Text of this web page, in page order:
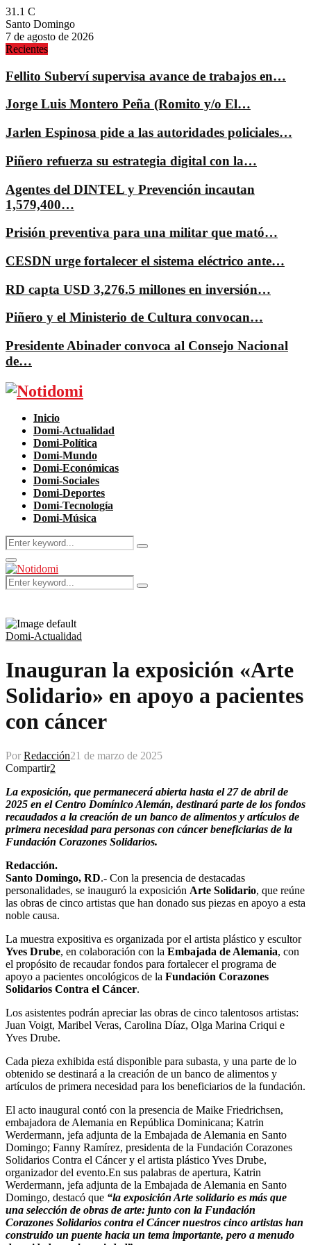
31.1 C
Santo Domingo
7 de agosto de 2026
Recientes
Fellito Suberví supervisa avance de trabajos en…
Jorge Luis Montero Peña (Romito y/o El…
Jarlen Espinosa pide a las autoridades policiales…
Piñero refuerza su estrategia digital con la…
Agentes del DINTEL y Prevención incautan
1,579,400…
Prisión preventiva para una militar que mató…
CESDN urge fortalecer el sistema eléctrico ante…
RD capta USD 3,276.5 millones en inversión…
Piñero y el Ministerio de Cultura convocan…
Presidente Abinader convoca al Consejo Nacional
de…
Facebook
Twitter
Instagram
Pinterest
Youtube
Inicio
Domi-Actualidad
Domi-Política
Domi-Mundo
Domi-Económicas
Domi-Sociales
Domi-Deportes
Domi-Tecnología
Domi-Música
Search
for:
Search
Primary
Menu
Search
for:
Search
Domi-Actualidad
Inauguran la exposición «Arte
Solidario» en apoyo a pacientes
con cáncer
Por Redacción21 de marzo de 2025
Compartir2
La exposición, que permanecerá abierta hasta el 27 de abril de
2025 en el Centro Domínico Alemán, destinará parte de los fondos
recaudados a la creación de un banco de alimentos y artículos de
primera necesidad para personas con cáncer beneficiarias de la
Fundación Corazones Solidarios.
Redacción.
Santo Domingo, RD.- Con la presencia de destacadas
personalidades, se inauguró la exposición Arte Solidario, que reúne
las obras de cinco artistas que han donado sus piezas en apoyo a esta
noble causa.
La muestra expositiva es organizada por el artista plástico y escultor
Yves Drube, en colaboración con la Embajada de Alemania, con
el propósito de recaudar fondos para fortalecer el programa de
apoyo a pacientes oncológicos de la Fundación Corazones
Solidarios Contra el Cáncer.
Los asistentes podrán apreciar las obras de cinco talentosos artistas:
Juan Voigt, Maribel Veras, Carolina Díaz, Olga Marina Criqui e
Yves Drube.
Cada pieza exhibida está disponible para subasta, y una parte de lo
obtenido se destinará a la creación de un banco de alimentos y
artículos de primera necesidad para los beneficiarios de la fundación.
El acto inaugural contó con la presencia de Maike Friedrichsen,
embajadora de Alemania en República Dominicana; Katrin
Werdermann, jefa adjunta de la Embajada de Alemania en Santo
Domingo; Fanny Ramírez, presidenta de la Fundación Corazones
Solidarios Contra el Cáncer y el artista plástico Yves Drube,
organizador del evento.En sus palabras de apertura, Katrin
Werdermann, jefa adjunta de la Embajada de Alemania en Santo
Domingo, destacó que “la exposición Arte solidario es más que
una selección de obras de arte: junto con la Fundación
Corazones Solidarios contra el Cáncer nuestros cinco artistas han
construido un puente hacia un tema importante, pero a menudo